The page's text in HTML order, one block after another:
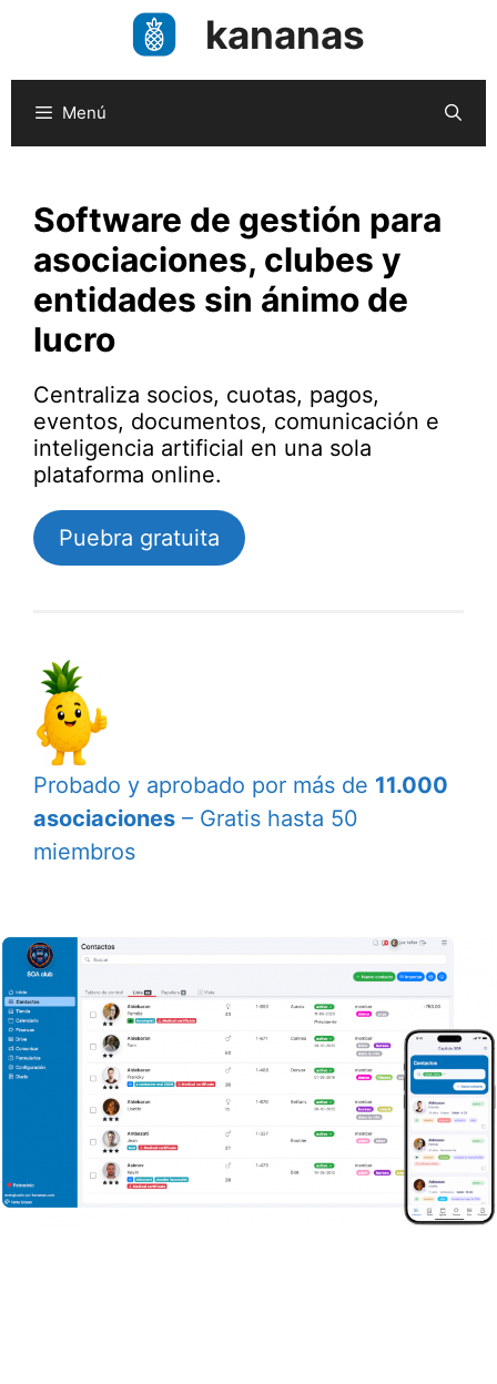
kananas
Menú
Software de gestión para
asociaciones, clubes y
entidades sin ánimo de
lucro
Centraliza socios, cuotas, pagos,
eventos, documentos, comunicación e
inteligencia artificial en una sola
plataforma online.
Puebra gratuita
Probado y aprobado por más de 11.000
asociaciones – Gratis hasta 50
miembros